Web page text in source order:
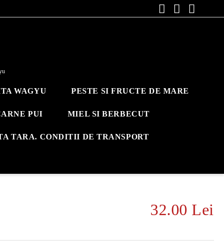
WAGYU PESTE SI FRUCTE DE MARE
PUI MIEL SI BERBECUT
TARA. CONDITII DE TRANSPORT
32.00 Lei